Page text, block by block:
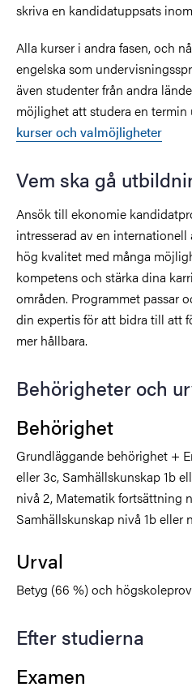
skriva en kandidatuppsats
Alla kurser i andra fasen, och
engelska som
även studenter från andra
möjlighet att studera en termin
kurser och valmöjligheter
Vem ska gå
Ansök till ekonomie
intresserad av en
hög kvalitet med många
kompetens och stärka dina
områden. Programmet passar
din expertis för att bidra till att
mer hållbara.
Behörigheter och
Behörighet
Grundläggande behörighet +
eller 3c, Samhällskunskap 1b
nivå 2, Matematik fortsättning
Samhällskunskap nivå 1b eller
Urval
Betyg (66 %) och
Efter studierna
Examen